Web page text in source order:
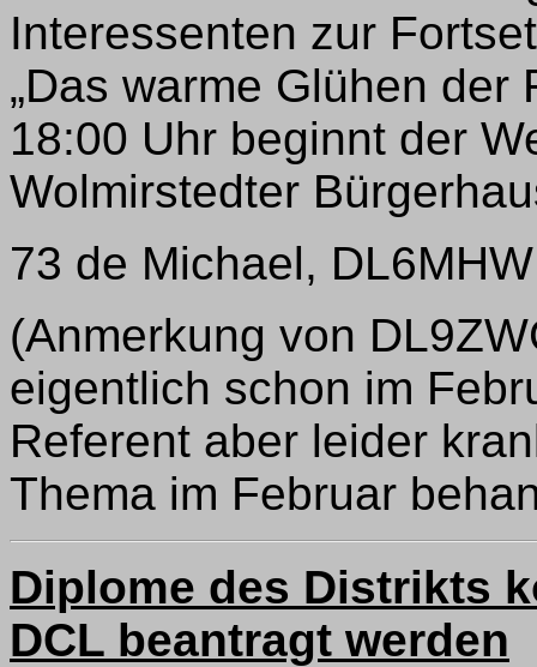
Interessenten zur
„Das warme Glühen der
18:00 Uhr beginnt der
Wolmirstedter
73 de Michael, DL6MHW
(Anmerkung von
eigentlich schon im
Referent aber leider
Thema im Februar
Diplome des Distrikts
DCL beantragt werden